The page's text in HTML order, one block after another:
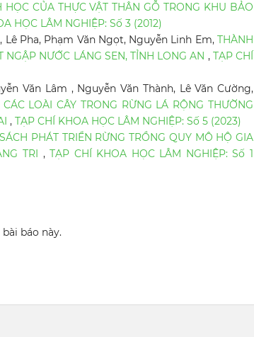
CỦA THỰC VẬT THÂN GỖ TRONG KHU BẢO
HỌC LÂM NGHIỆP: Số 3 (2012)
Pha, Phạm Văn Ngọt, Nguyễn Linh Em, THÀNH
NƯỚC LÁNG SEN, TỈNH LONG AN , TẠP CHÍ
Văn Lâm , Nguyễn Văn Thành, Lê Văn Cường,
LOÀI CÂY TRONG RỪNG LÁ RỘNG THƯỜNG
, TẠP CHÍ KHOA HỌC LÂM NGHIỆP: Số 5 (2023)
PHÁT TRIỂN RỪNG TRỒNG QUY MÔ HỘ GIA
TRI ,TẠP CHÍ KHOA HỌC LÂM NGHIỆP: Số 1
báo này.